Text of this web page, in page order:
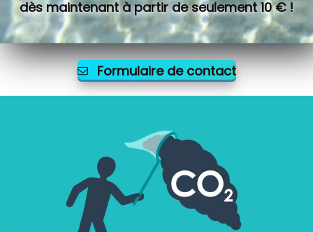
dès maintenant à partir de seulement 10 € !
Formulaire de contact